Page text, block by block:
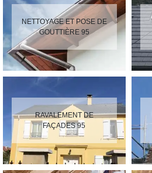
NETTOYAGE ET POSE DE
GOUTTIÈRE 95
RAVALEMENT DE
FAÇADES 95